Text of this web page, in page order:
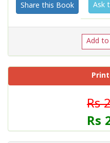
Share this Book Ask
Add
Rs
Rs